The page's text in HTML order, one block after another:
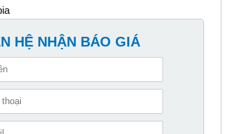
HỆ NHẬN BÁO GIÁ